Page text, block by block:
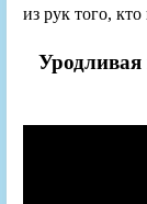
из рук того,
Уродливая